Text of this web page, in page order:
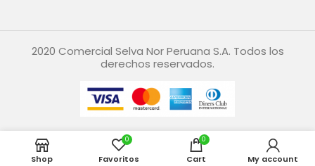
2020 Comercial Selva Nor Peruana S.A. Todos los
derechos reservados.
Shop
0
Favoritos
0
Cart My account